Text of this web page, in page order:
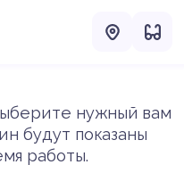
нужный вам
будут показаны
работы.